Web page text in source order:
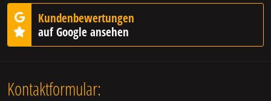
Kundenbewertungen
auf Google ansehen
Kontaktformular: